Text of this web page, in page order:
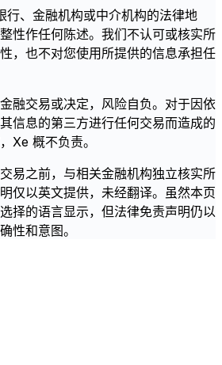
行、金融机构或中介机构的法律地
性作任何陈述。我们不认可或核实所
，也不对您使用所提供的信息承担任
融交易或决定，风险自负。对于因依
信息的第三方进行任何交易而造成的
Xe 概不负责。
易之前，与相关金融机构独立核实所
仅以英文提供，未经翻译。虽然本页
择的语言显示，但法律免责声明仍以
性和意图。